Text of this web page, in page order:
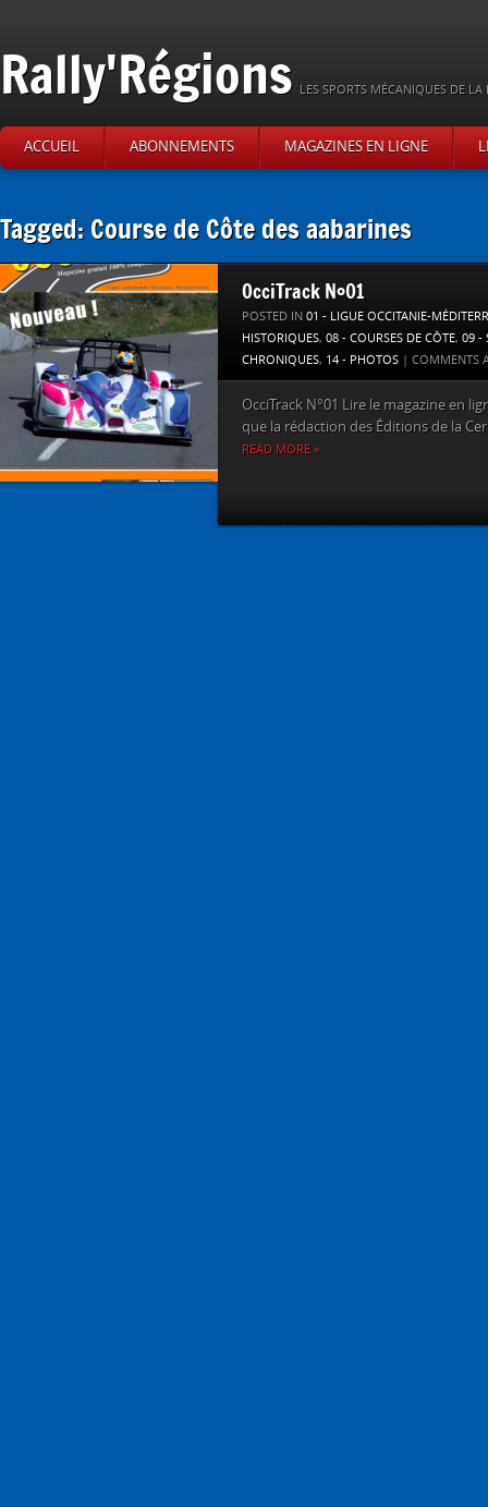
Rally'Régions LES SPORTS MÉCANIQUES DE
ACCUEIL ABONNEMENTS MAGAZINES EN LIGNE
Tagged: Course de Côte des aabarines
OcciTrack N°01
POSTED IN 01 - LIGUE OCCITANIE-
HISTORIQUES, 08 - COURSES DE CÔTE, 09 -
CHRONIQUES, 14 - PHOTOS | COMMENTS
OcciTrack N°01 Lire le magazine en
que la rédaction des Éditions de la
READ MORE »